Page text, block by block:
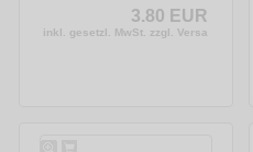
3.80 EUR
inkl. gesetzl. MwSt. zzgl. Versandkosten